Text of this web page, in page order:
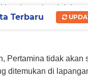
komitmen kami dalam
pelayanan
Pertamina tidak akan
ditemukan di
Terbaru